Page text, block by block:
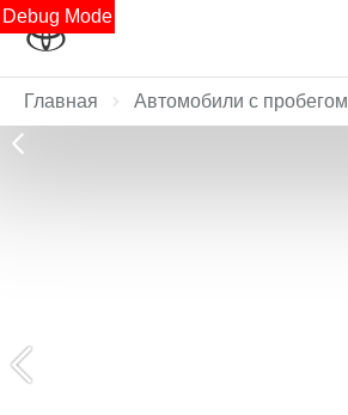
Debug Mode
Главная Автомобили с пробегом